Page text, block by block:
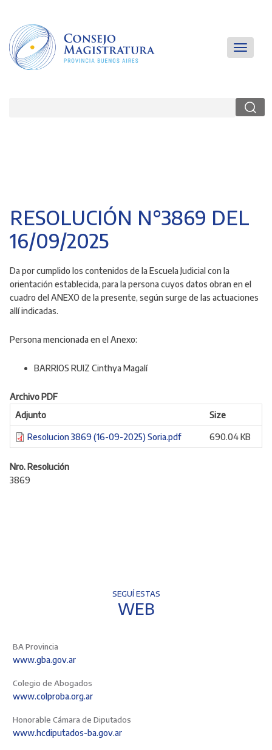
contenido
principal
MainToggle
RESOLUCIÓN N°3869 DEL
16/09/2025
Da por cumplido los contenidos de la Escuela Judicialcon la
orientación establecida, para la persona cuyos datos obran en el
cuadro del ANEXO de la presente, según surge de las actuaciones
allí indicadas.
Persona mencionada en el Anexo:
BARRIOS RUIZ Cinthya Magalí
Archivo PDF
Adjunto
Size
Resolucion 3869 (16-09-2025) Soria.pdf 690.04 KB
Nro. Resolución
3869
SEGUÍ ESTAS
WEB
BA Provincia
www.gba.gov.ar
Colegio de Abogados
www.colproba.org.ar
Honorable Cámara de Diputados
www.hcdiputados-ba.gov.ar